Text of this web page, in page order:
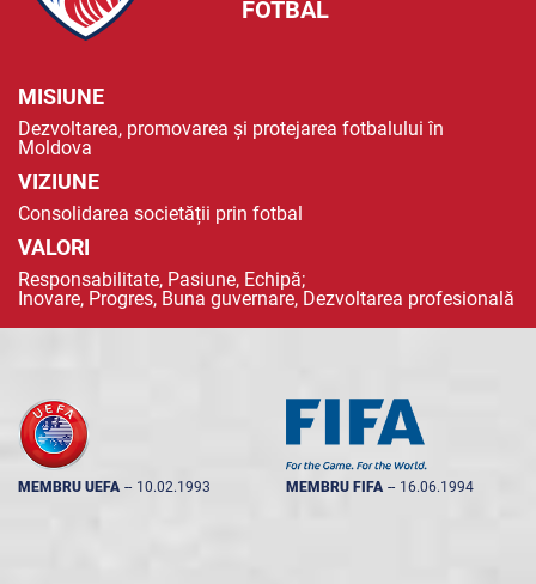
FOTBAL
MISIUNE
Dezvoltarea, promovarea și protejarea fotbalului în
Moldova
VIZIUNE
Consolidarea societății prin fotbal
VALORI
Responsabilitate, Pasiune, Echipă;
Inovare, Progres, Buna guvernare, Dezvoltarea profesională
MEMBRU UEFA -- 10.02.1993 MEMBRU FIFA -- 16.06.1994